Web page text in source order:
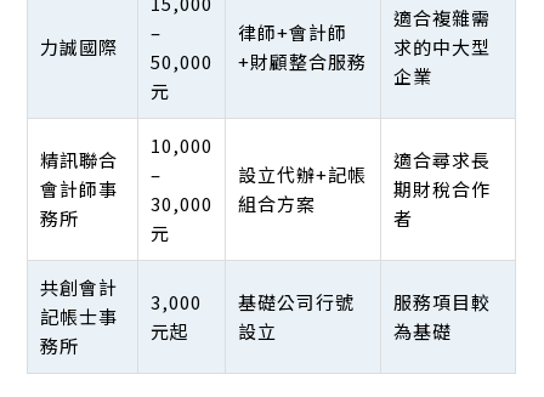
力誠國際
–
50,000
元
律師+會計師
+財顧整合服務
適合複雜需
求的中大型
企業
精訊聯合
會計師事
務所
10,000
–
30,000
元
設立代辦+記帳
組合方案
適合尋求長
期財稅合作
者
共創會計
記帳士事
務所
3,000
元起
基礎公司行號
設立
服務項目較
為基礎